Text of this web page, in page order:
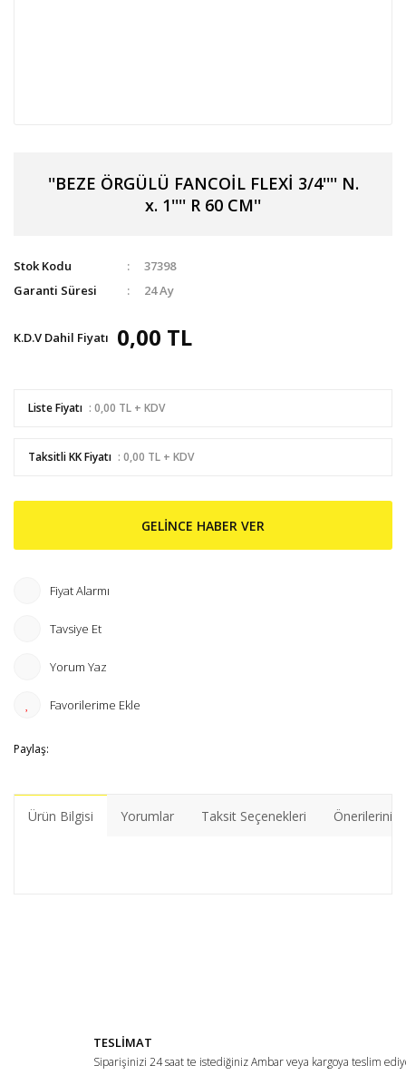
''BEZE ÖRGÜLÜ FANCOİL FLEXİ 3/4'''' N.
x. 1'''' R 60 CM''
Stok Kodu
37398
Garanti Süresi
24 Ay
K.D.V Dahil Fiyatı 0,00 TL
Liste Fiyatı : 0,00 TL + KDV
Taksitli KK Fiyatı : 0,00 TL + KDV
GELİNCE HABER VER
Fiyat Alarmı
Tavsiye Et
Yorum Yaz
Paylaş:
Ürün Bilgisi Yorumlar Taksit Seçenekleri Önerileriniz
Ürün açıklamasında eksik bilgiler bulunuyor.
TESLİMAT
Siparişinizi 24 saat te istediğiniz Ambar veya kargoya teslim